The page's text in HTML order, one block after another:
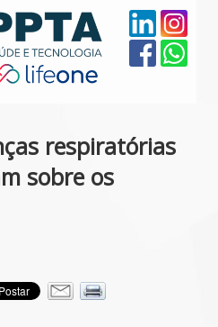
respiratórias
sobre os